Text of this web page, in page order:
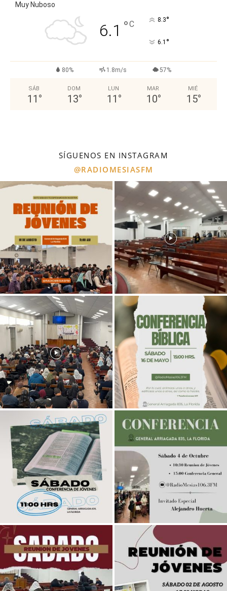
Muy Nuboso
6.1 °C 8.3°
6.1 °
80% 1.8m/s 57%
SÁB
11 °
DOM
13°
LUN
11 °
MAR
10°
MIÉ
15°
SÍGUENOS EN INSTAGRAM
@RADIOMESIASFM